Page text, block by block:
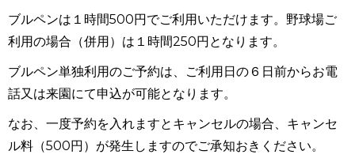
ブルペンは１時間500円でご利用いただけます。野球場ご
利用の場合（併用）は１時間250円となります。
ブルペン単独利用のご予約は、ご利用日の６日前からお電
話又は来園にて申込が可能となります。
なお、一度予約を入れますとキャンセルの場合、キャンセ
ル料（500円）が発生しますのでご承知おきください。